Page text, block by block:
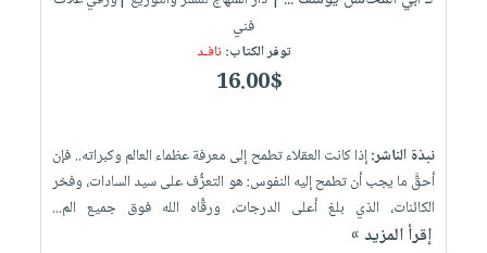
فني
توفر الكتاب: نافـد
16.00$
نبذة الناشر:إذا كانت العقلاء تطمح إلى معرفة عظماء العالم وكبراته.. فإن
أحقَّ ما يجب أن تطمح إليه النفوس: هو التعرُّف على سيد السادات، وفخر
الكائنات، الذي بلغ أعلى الدرجات، ورقَّاه الله فوق جميع الم...
إقرأ المزيد »